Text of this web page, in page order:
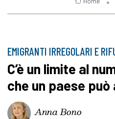
EMIGRANTI IRREGOLARI E
C’è un limite al
che un paese
Anna Bono